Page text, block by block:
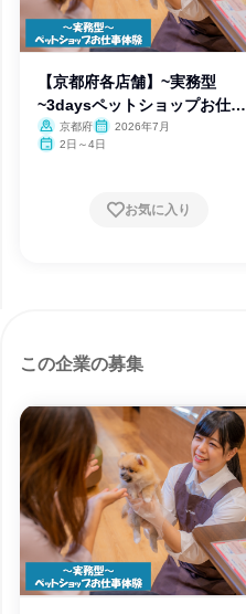
【京都府各店舗】~実務型
~3daysペットショップお仕事
体験京都府
2026年7月
2日～4日
お気に入り
この企業の募集